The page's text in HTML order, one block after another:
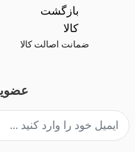
ضمانت اصالت کالا